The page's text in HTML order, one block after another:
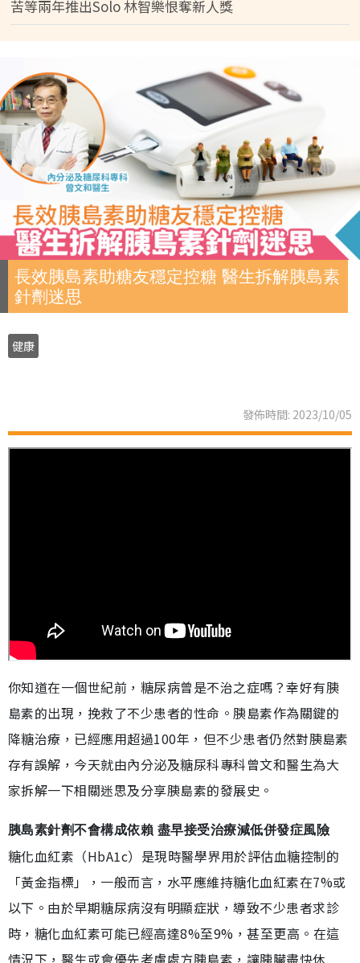
苦等兩年推出Solo 林智樂恨奪新人獎
長效胰島素助糖友穩定控糖 醫生拆解胰島素
針劑迷思
健康
發佈時間: 2023/10/05
你知道在一個世紀前，糖尿病曾是不治之症嗎？幸好有胰
島素的出現，挽救了不少患者的性命。胰島素作為關鍵的
降糖治療，已經應用超過100年，但不少患者仍然對胰島素
存有誤解，今天就由內分泌及糖尿科專科曾文和醫生為大
家拆解一下相關迷思及分享胰島素的發展史。
胰島素針劑不會構成依賴 盡早接受治療減低併發症風險
糖化血紅素（HbA1c）是現時醫學界用於評估血糖控制的
「黃金指標」，一般而言，水平應維持糖化血紅素在7%或
以下。由於早期糖尿病沒有明顯症狀，導致不少患者求診
時，糖化血紅素可能已經高達8%至9%，甚至更高。在這
情況下，醫生或會優先考慮處方胰島素，讓胰臟盡快休